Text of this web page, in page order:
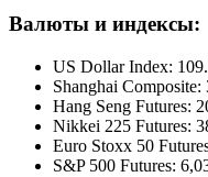
Валюты и индексы:
US Dollar Index:
Shanghai
Hang Seng Futures:
Nikkei 225 Futures:
Euro Stoxx 50
S&P 500 Futures: